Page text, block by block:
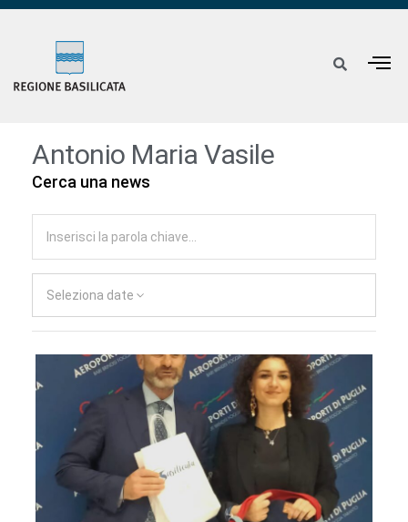
Antonio Maria Vasile
Cerca una news
Seleziona date